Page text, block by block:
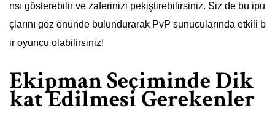
nsı gösterebilir ve zaferinizi pekiştirebilirsiniz. Siz de bu ipu
çlarını göz önünde bulundurarak PvP sunucularında etkili b
ir oyuncu olabilirsiniz!
Ekipman Seçiminde Dik
kat Edilmesi Gerekenler